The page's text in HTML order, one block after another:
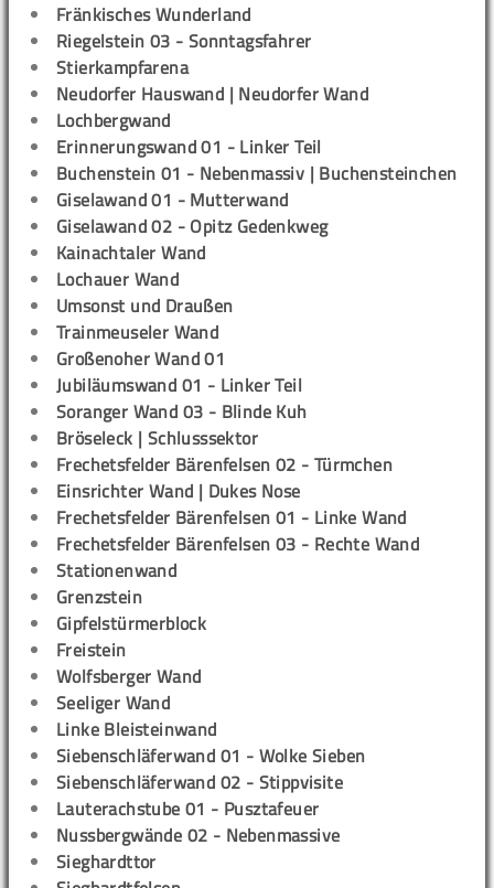
Fränkisches Wunderland
Riegelstein 03 - Sonntagsfahrer
Stierkampfarena
Neudorfer Hauswand | Neudorfer Wand
Lochbergwand
Erinnerungswand 01 - Linker Teil
Buchenstein 01 - Nebenmassiv | Buchensteinchen
Giselawand 01 - Mutterwand
Giselawand 02 - Opitz Gedenkweg
Kainachtaler Wand
Lochauer Wand
Umsonst und Draußen
Trainmeuseler Wand
Großenoher Wand 01
Jubiläumswand 01 - Linker Teil
Soranger Wand 03 - Blinde Kuh
Bröseleck | Schlusssektor
Frechetsfelder Bärenfelsen 02 - Türmchen
Einsrichter Wand | Dukes Nose
Frechetsfelder Bärenfelsen 01 - Linke Wand
Frechetsfelder Bärenfelsen 03 - Rechte Wand
Stationenwand
Grenzstein
Gipfelstürmerblock
Freistein
Wolfsberger Wand
Seeliger Wand
Linke Bleisteinwand
Siebenschläferwand 01 - Wolke Sieben
Siebenschläferwand 02 - Stippvisite
Lauterachstube 01 - Pusztafeuer
Nussbergwände 02 - Nebenmassive
Sieghardttor